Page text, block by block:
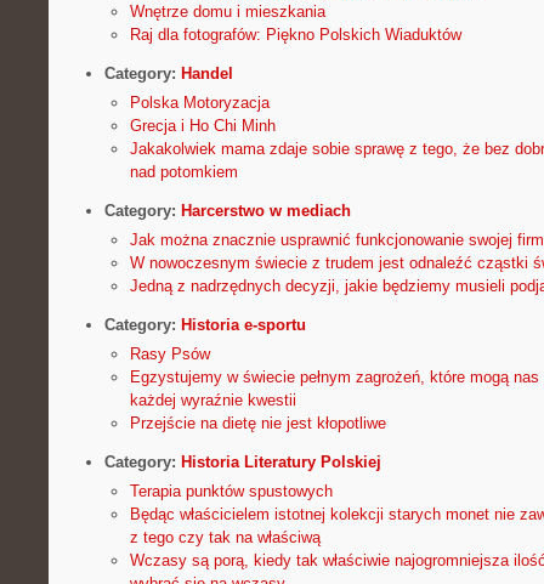
Wnętrze domu i mieszkania
Raj dla fotografów: Piękno Polskich Wiaduktów
Category: Handel
Polska Motoryzacja
Grecja i Ho Chi Minh
Jakakolwiek mama zdaje sobie sprawę z tego, że bez
nad potomkiem
Category: Harcerstwo w mediach
Jak można znacznie usprawnić funkcjonowanie swojej
W nowoczesnym świecie z trudem jest odnaleźć cząstki
Jedną z nadrzędnych decyzji, jakie będziemy musieli
Category: Historia e-sportu
Rasy Psów
Egzystujemy w świecie pełnym zagrożeń, które mogą
każdej wyraźnie kwestii
Przejście na dietę nie jest kłopotliwe
Category: Historia Literatury Polskiej
Terapia punktów spustowych
Będąc właścicielem istotnej kolekcji starych monet nie
z tego czy tak na właściwą
Wczasy są porą, kiedy tak właściwie najogromniejsza